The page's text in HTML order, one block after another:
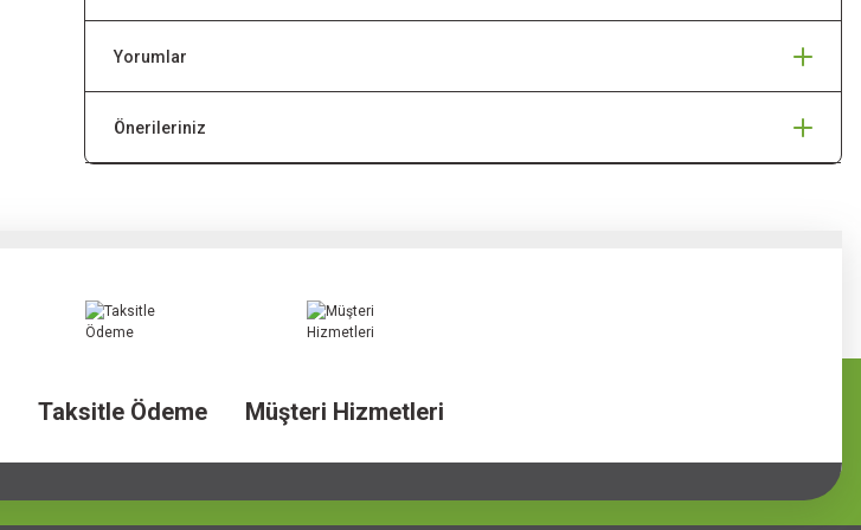
Yorumlar
Önerileriniz
Taksitle Ödeme Müşteri Hizmetleri